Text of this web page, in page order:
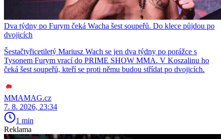
Dva týdny po Furym čeká Wacha šest soupeřů. Do klece půjdou po
dvojicích
Šestačtyřicetiletý Mariusz Wach se jen dva týdny po porážce s
Tysonem Furym vrací do PRIME SHOW MMA. V Koszalinu ho
čeká šest soupeřů, kteří se proti němu budou střídat po dvojicích.
MMAMAG.cz
7. 8. 2026, 23:34
1 min
Reklama